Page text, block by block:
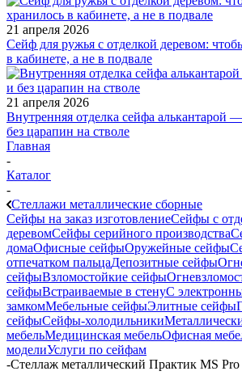
21 апреля 2026
Сейф для ружья с отделкой деревом:
в кабинете, а не в подвале
21 апреля 2026
Внутренняя отделка сейфа алькантарой
без царапин на стволе
Главная
-
Каталог
-
Стеллажи металлические сборные
Сейфы на заказ изготовлениеСейфы с
деревомСейфы серийного производства
домаОфисные сейфыОружейные сейфы
отпечатком пальцаДепозитные сейфы
сейфыВзломостойкие сейфы
сейфыВстраиваемые в стенуС
замкомМебельные сейфыЭлитные сейфы
сейфыСейфы-холодильники
мебельМедицинская мебельОфисная
моделиУслуги по сейфам
-Стеллаж металлический Практик MS